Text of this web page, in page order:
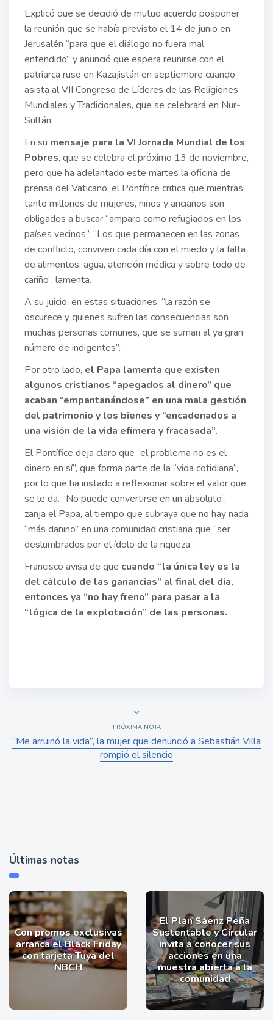
Explicó que se decidió de mutuo acuerdo posponer
la reunión que se había previsto el 14 de junio en
Jerusalén “para que el diálogo no fuera mal
entendido” y anunció que espera reunirse con el
patriarca ruso en Kazajistán en septiembre cuando
asista al VII Congreso de Líderes de las Religiones
Mundiales y Tradicionales, que se celebrará en Nur-
Sultán.
En su mensaje para la VI Jornada Mundial de los
Pobres, que se celebra el próximo 13 de noviembre,
pero que ha adelantado este martes la oficina de
prensa del Vaticano, el Pontífice critica que mientras
tanto millones de mujeres, niños y ancianos son
obligados a buscar “amparo como refugiados en los
países vecinos”. “Los que permanecen en las zonas
de conflicto, conviven cada día con el miedo y la falta
de alimentos, agua, atención médica y sobre todo de
cariño”, lamenta.
A su juicio, en estas situaciones, “la razón se
oscurece y quienes sufren las consecuencias son
muchas personas comunes, que se suman al ya gran
número de indigentes”.
Por otro lado, el Papa lamenta que existen
algunos cristianos “apegados al dinero” que
acaban “empantanándose” en una mala gestión
del patrimonio y los bienes y “encadenados a
una visión de la vida efímera y fracasada”.
El Pontífice deja claro que “el problema no es el
dinero en sí”, que forma parte de la “vida cotidiana”,
por lo que ha instado a reflexionar sobre el valor que
se le da. “No puede convertirse en un absoluto”,
zanja el Papa, al tiempo que subraya que no hay nada
“más dañino” en una comunidad cristiana que “ser
deslumbrados por el ídolo de la riqueza”.
Francisco avisa de que cuando “la única ley es la
del cálculo de las ganancias” al final del día,
entonces ya “no hay freno” para pasar a la
“lógica de la explotación” de las personas.
PRÓXIMA NOTA
“Me arruinó la vida”, la mujer que denunció a Sebastián Villa
rompió el silencio
Últimas notas
Con promos exclusivas
arranca el Black Friday
con tarjeta Tuya del
NBCH
El Plan Sáenz Peña
Sustentable y Circular
invita a conocer sus
acciones en una
muestra abierta a la
comunidad